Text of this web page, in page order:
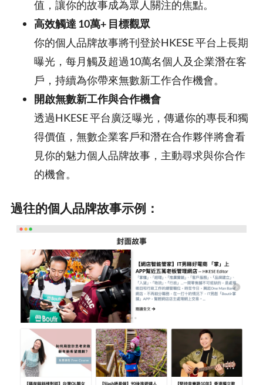
值，讓你的故事成為眾人關注的焦點。
高效觸達 10萬+ 目標觀眾
你的個人品牌故事將刊登於HKESE 平台上長期
曝光，每月觸及超過10萬名個人及企業潛在客
戶，持續為你帶來無數新工作合作機會。
開啟無數新工作與合作機會
透過HKESE 平台廣泛曝光，傳遞你的專長和獨
得價值，無數企業客戶和潛在合作夥伴將會看
見你的魅力個人品牌故事，主動尋求與你合作
的機會。
過往的個人品牌故事示例：